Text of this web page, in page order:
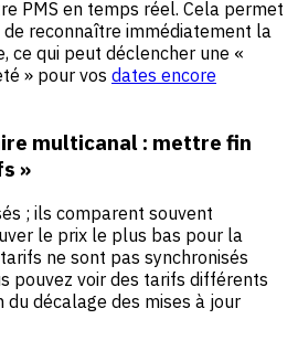
PMS en temps réel. Cela permet
reconnaître immédiatement la
ce qui peut déclencher une «
» pour vos dates encore
multicanal : mettre fin
»
; ils comparent souvent
le prix le plus bas pour la
ne sont pas synchronisés
pouvez voir des tarifs différents
décalage des mises à jour